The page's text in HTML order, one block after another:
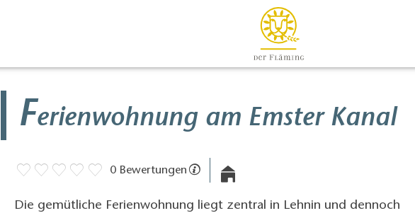
Ferienwohnung am Emster Kanal
0 Bewertungen
Die gemütliche Ferienwohnung liegt zentral in Lehnin und dennoch